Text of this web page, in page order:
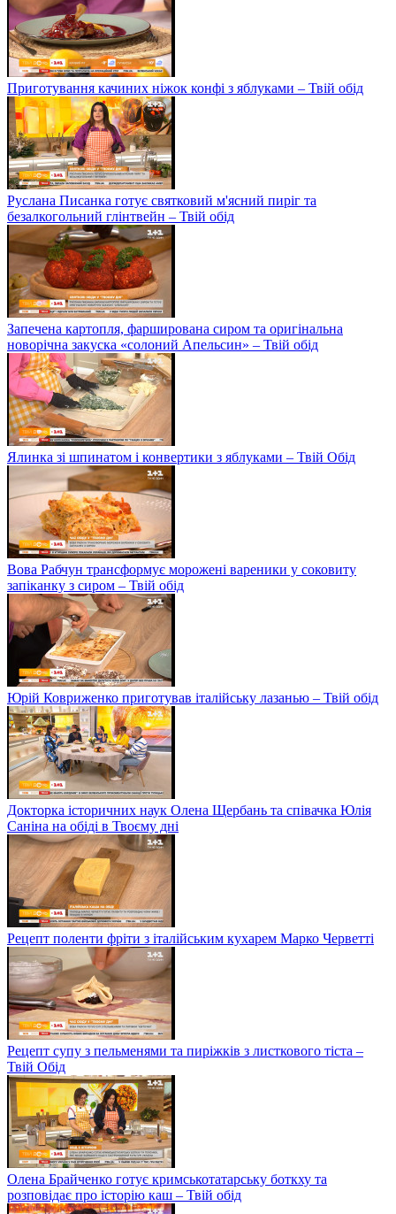
Приготування качиних ніжок конфі з яблуками – Твій обід
Руслана Писанка готує святковий м'ясний пиріг та
безалкогольний глінтвейн – Твій обід
Запечена картопля, фарширована сиром та оригінальна
новорічна закуска «солоний Апельсин» – Твій обід
Ялинка зі шпинатом і конвертики з яблуками – Твій Обід
Вова Рабчун трансформує морожені вареники у соковиту
запіканку з сиром – Твій обід
Юрій Ковриженко приготував італійську лазанью – Твій обід
Докторка історичних наук Олена Щербань та співачка Юлія
Саніна на обіді в Твоєму дні
Рецепт поленти фріти з італійським кухарем Марко Черветті
Рецепт супу з пельменями та пиріжків з листкового тіста –
Твій Обід
Олена Брайченко готує кримськотатарську боткху та
розповідає про історію каш – Твій обід